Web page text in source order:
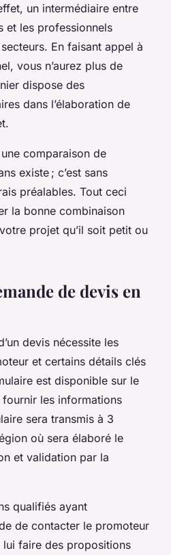
un intermédiaire entre
et les professionnels
En faisant appel à
vous n’aurez plus de
dispose des
dans l’élaboration de
comparaison de
existe ; c’est sans
préalables. Tout ceci
la bonne combinaison
projet qu’il soit petit ou
de devis en
devis nécessite les
et certains détails clés
est disponible sur le
les informations
sera transmis à 3
où sera élaboré le
et validation par la
qualifiés ayant
de contacter le promoteur
faire des propositions